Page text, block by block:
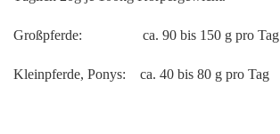
Großpferde: ca. 90 bis 150 g pro Tag
Kleinpferde, Ponys: ca. 40 bis 80 g pro Tag